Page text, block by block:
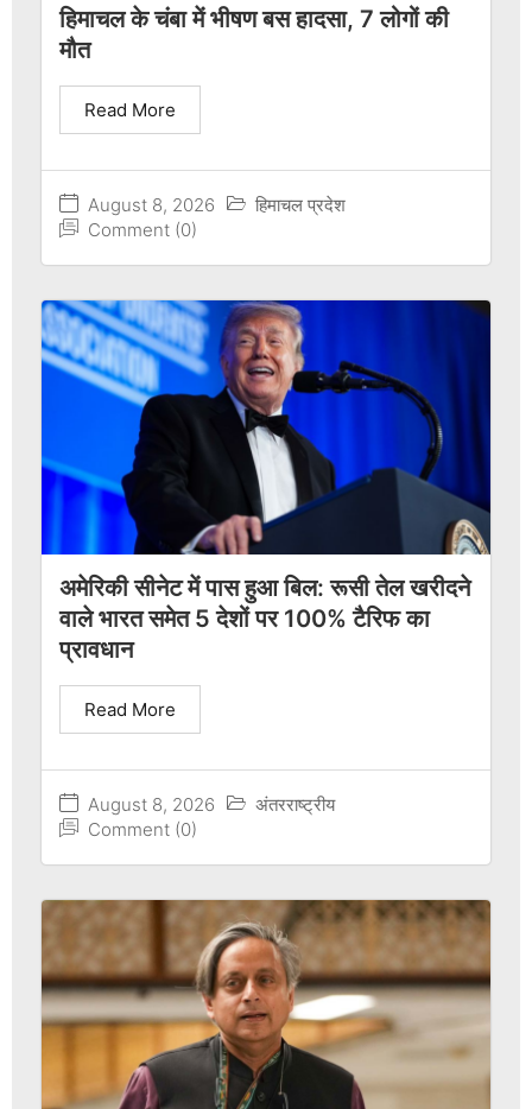
हिमाचल के चंबा में भीषण बस हादसा, 7 लोगों की
मौत
August 8, 2026
हिमाचल प्रदेश
Comment (0)
Read More
अमेरिकी सीनेट में पास हुआ बिल: रूसी तेल खरीदने
वाले भारत समेत 5 देशों पर 100% टैरिफ का
प्रावधान
August 8, 2026
अंतरराष्ट्रीय
Comment (0)
Read More